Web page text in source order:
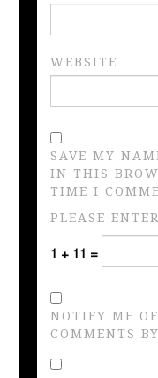
WEBSITE
SAVE MY
IN THIS
TIME I
PLEASE
1 + 11 =
NOTIFY ME
COMMENTS